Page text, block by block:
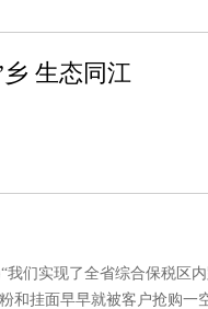
生态同江
实现了全省综合保税区内
和挂面早早就被客户抢购